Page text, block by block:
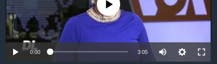
No media source currently available
0:00 3:05